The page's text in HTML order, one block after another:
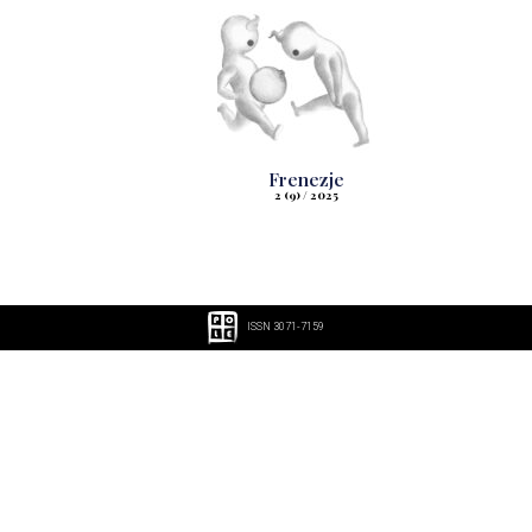
Frenezje
2 (9) / 2025
ISSN 3071-7159